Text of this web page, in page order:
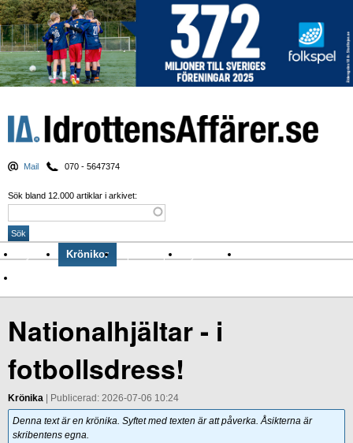
Mail 070 - 5647374
Sök bland 12.000 artiklar i arkivet:
Nyheter Krönikor Sport & spel Nyhetsbrev
Nationalhjältar - i
fotbollsdress!
Krönika | Publicerad: 2026-07-06 10:24
Denna text är en krönika. Syftet med texten är att påverka. Åsikterna är
skribentens egna.